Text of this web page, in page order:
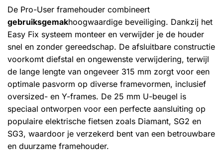
De Pro-User framehouder combineert
gebruiksgemakhoogwaardige beveiliging. Dankzij het
Easy Fix systeem monteer en verwijder je de houder
snel en zonder gereedschap. De afsluitbare constructie
voorkomt diefstal en ongewenste verwijdering, terwijl
de lange lengte van ongeveer 315 mm zorgt voor een
optimale pasvorm op diverse framevormen, inclusief
oversized- en Y-frames. De 25 mm U-beugel is
speciaal ontworpen voor een perfecte aansluiting op
populaire elektrische fietsen zoals Diamant, SG2 en
SG3, waardoor je verzekerd bent van een betrouwbare
en duurzame framehouder.